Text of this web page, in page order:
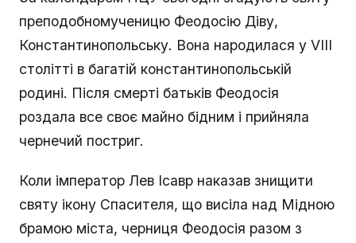
преподобномученицю Феодосію Діву,
Константинопольську. Вона народилася у VIII
столітті в багатій константинопольській
родині. Після смерті батьків Феодосія
роздала все своє майно бідним і прийняла
чернечий постриг.
Коли імператор Лев Ісавр наказав знищити
святу ікону Спасителя, що висіла над Мідною
брамою міста, черниця Феодосія разом з